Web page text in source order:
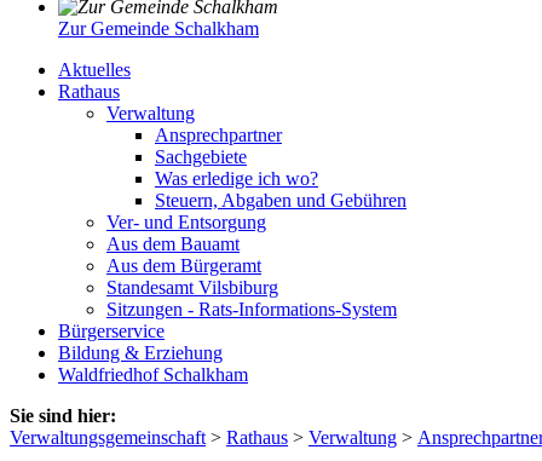
Zur Gemeinde Schalkham
Aktuelles
Rathaus
Verwaltung
Ansprechpartner
Sachgebiete
Was erledige ich wo?
Steuern, Abgaben und Gebühren
Ver- und Entsorgung
Aus dem Bauamt
Aus dem Bürgeramt
Standesamt Vilsbiburg
Sitzungen - Rats-Informations-System
Bürgerservice
Bildung & Erziehung
Waldfriedhof Schalkham
Sie sind hier:
Verwaltungsgemeinschaft > Rathaus > Verwaltung >